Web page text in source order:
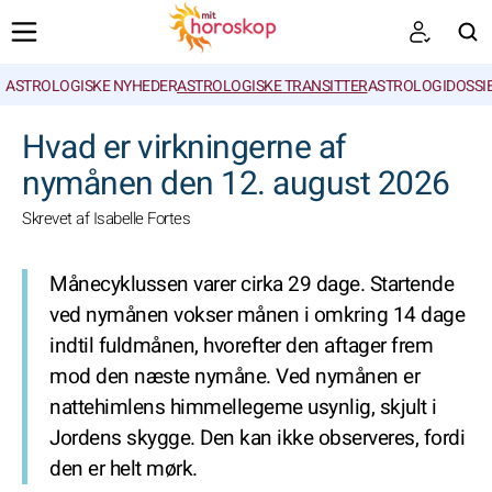
ASTROLOGISKE NYHEDERASTROLOGISKE TRANSITTER
Hvad er virkningerne af
nymånen den 12. august 2026
Skrevet af Isabelle Fortes
Månecyklussen varer cirka 29 dage. Startende
ved nymånen vokser månen i omkring 14 dage
indtil fuldmånen, hvorefter den aftager frem
mod den næste nymåne. Ved nymånen er
nattehimlens himmellegeme usynlig, skjult i
Jordens skygge. Den kan ikke observeres, fordi
den er helt mørk.